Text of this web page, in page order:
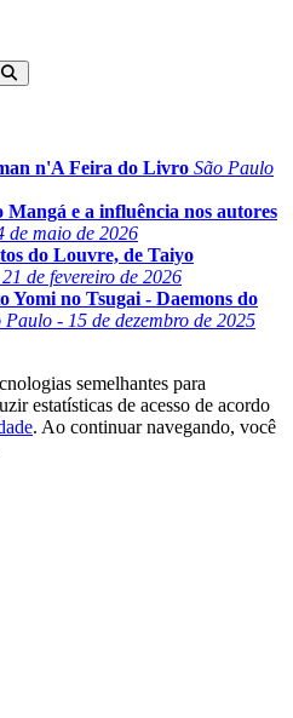
n'A Feira do Livro São Paulo
Mangá e a influência nos autores
de maio de 2026
do Louvre, de Taiyo
de fevereiro de 2026
Yomi no Tsugai - Daemons do
Paulo - 15 de dezembro de 2025
semelhantes para
estatísticas de acesso de acordo
. Ao continuar navegando, você